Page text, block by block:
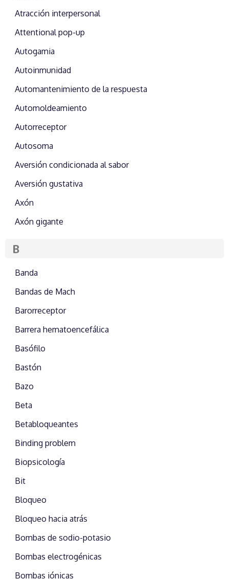
Atracción interpersonal
Attentional pop-up
Autogamia
Autoinmunidad
Automantenimiento de la respuesta
Automoldeamiento
Autorreceptor
Autosoma
Aversión condicionada al sabor
Aversión gustativa
Axón
Axón gigante
B
Banda
Bandas de Mach
Barorreceptor
Barrera hematoencefálica
Basófilo
Bastón
Bazo
Beta
Betabloqueantes
Binding problem
Biopsicología
Bit
Bloqueo
Bloqueo hacia atrás
Bombas de sodio-potasio
Bombas electrogénicas
Bombas iónicas